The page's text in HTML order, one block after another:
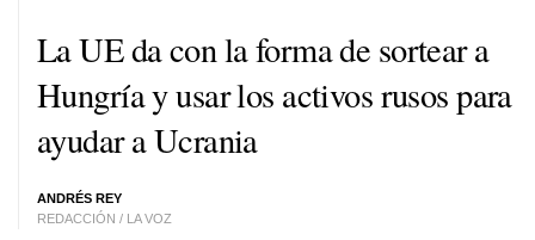
La UE da con la forma de sortear a
Hungría y usar los activos rusos para
ayudar a Ucrania
ANDRÉS REY
REDACCIÓN / LA VOZ